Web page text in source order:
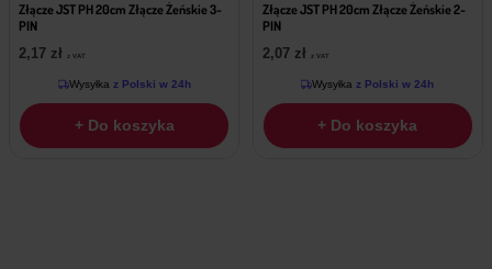
Złącze JST PH 20cm Złącze Żeńskie 3-
PIN
2,17 zł z VAT
Wysyłka z Polski w 24h
+ Do koszyka
Złącze JST PH 20cm Złącze Żeńskie 2-
PIN
2,07 zł z VAT
Wysyłka z Polski w 24h
+ Do koszyka